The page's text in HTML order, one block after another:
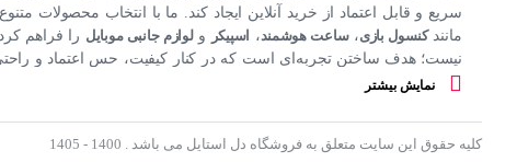
سریع و قابل اعتماد از خرید آنلاین ایجاد کند. ما با انتخاب محصولات
مانندکنسول بازی،ساعت هوشمند، اسپیکر ولوازم جانبی موبایل را فراهم
نیست؛ هدف ساختن تجربه‌ای است که در کنار کیفیت، حس اعتماد و راحتی
کند.
نمایش بیشتر
کلیه حقوق این سایت متعلق به فروشگاه دل استایل می باشد . 1400 - 1405